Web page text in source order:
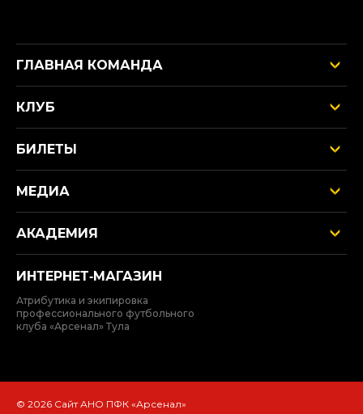
ГЛАВНАЯ КОМАНДА
КЛУБ
БИЛЕТЫ
МЕДИА
АКАДЕМИЯ
ИНТЕРНЕТ‑МАГАЗИН
Атрибутика и экипировка
профессионального футбольного
клуба «Арсенал» Тула
© 2026 Сайт АНО ПФК «Арсенал»